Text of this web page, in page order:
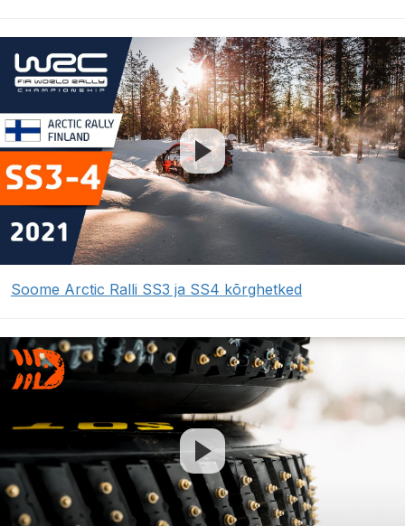
Soome Arctic Ralli SS3 ja SS4 kõrghetked